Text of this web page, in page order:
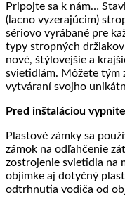
Pripojte sa k nám…
(lacno vyzerajúcim)
sériovo vyrábané pre
typy stropných
nové, štýlovejšie a
svietidlám. Môžete tým
vytváraní svojho
Pred inštaláciou
Plastové zámky sa
zámok na odľahčenie
zostrojenie svietidla na
objímke aj dotyčný
odtrhnutia vodiča od